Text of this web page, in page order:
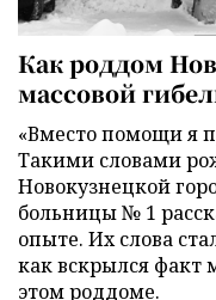
Как роддом
массовой
«Вместо помощи я
Такими словами
Новокузнецкой
больницы № 1
опыте. Их слова
как вскрылся факт
этом роддоме.